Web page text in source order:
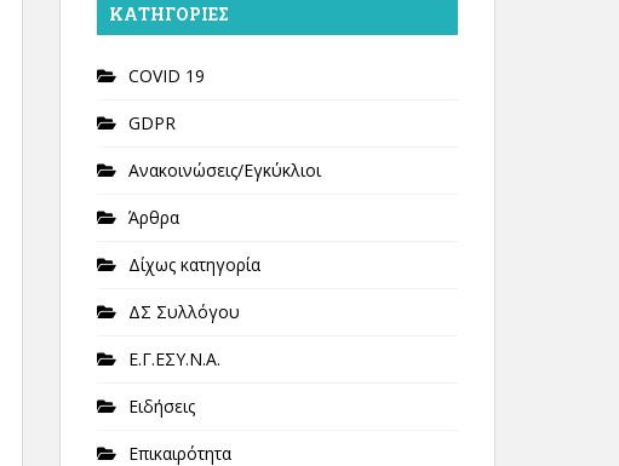
KΑΤΗΓΟΡΊΕΣ
COVID 19
GDPR
Ανακοινώσεις/Εγκύκλιοι
Άρθρα
Δίχως κατηγορία
ΔΣ Συλλόγου
Ε.Γ.ΕΣΥ.Ν.Α.
Ειδήσεις
Επικαιρότητα